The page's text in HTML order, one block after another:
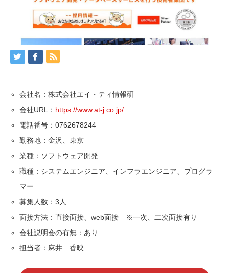
会社名：株式会社エイ・ティ情報研
会社URL： https://www.at-j.co.jp/
電話番号：0762678244
勤務地：金沢、東京
業種：ソフトウェア開発
職種：システムエンジニア、インフラエンジニア、プログラ
マー
募集人数：3人
面接方法：直接面接、web面接 ※一次、二次面接有り
会社説明会の有無：あり
担当者：麻井 香映